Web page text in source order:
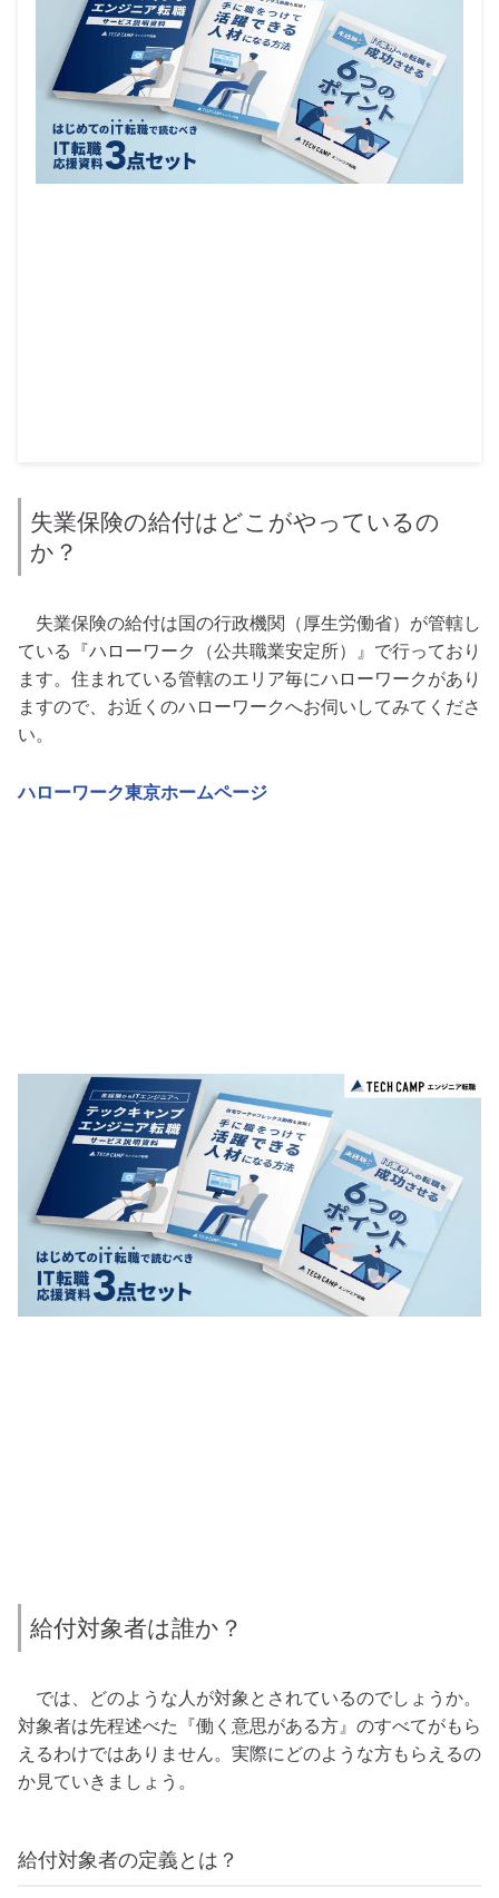
失業保険の給付はどこがやっているの
か？
失業保険の給付は国の行政機関（厚生労働省）が管轄し
ている『ハローワーク（公共職業安定所）』で行っており
ます。住まれている管轄のエリア毎にハローワークがあり
ますので、お近くのハローワークへお伺いしてみてくださ
い。
ハローワーク東京ホームページ
給付対象者は誰か？
では、どのような人が対象とされているのでしょうか。
対象者は先程述べた『働く意思がある方』のすべてがもら
えるわけではありません。実際にどのような方もらえるの
か見ていきましょう。
給付対象者の定義とは？